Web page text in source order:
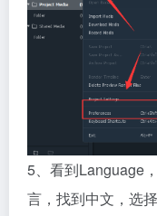
5、看到Language
言，找到中文，选